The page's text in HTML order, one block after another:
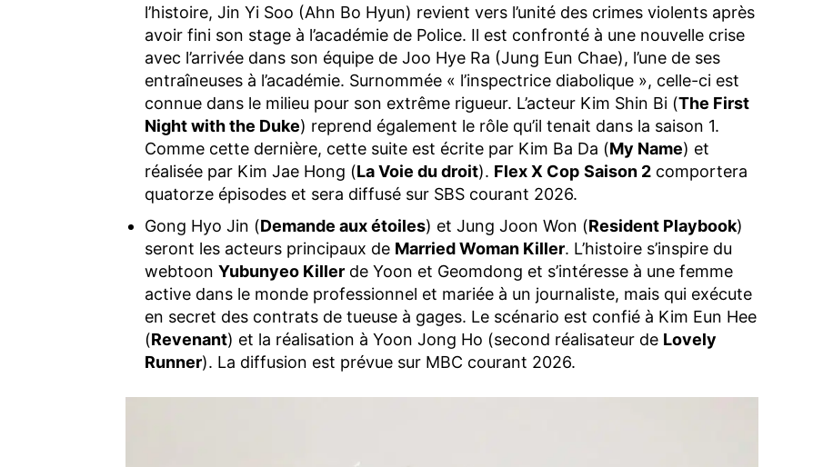
l’histoire, Jin Yi Soo (Ahn Bo Hyun) revient vers l’unité des crimes violents après
avoir fini son stage à l’académie de Police. Il est confronté à une nouvelle crise
avec l’arrivée dans son équipe de Joo Hye Ra (Jung Eun Chae), l’une de ses
entraîneuses à l’académie. Surnommée « l’inspectrice diabolique », celle-ci est
connue dans le milieu pour son extrême rigueur. L’acteur Kim Shin Bi (The First
Night with the Duke) reprend également le rôle qu’il tenait dans la saison 1.
Comme cette dernière, cette suite est écrite par Kim Ba Da (My Name) et
réalisée par Kim Jae Hong (La Voie du droit). Flex X Cop Saison 2 comportera
quatorze épisodes et sera diffusé sur SBS courant 2026.
Gong Hyo Jin (Demande aux étoiles) et Jung Joon Won (Resident Playbook)
seront les acteurs principaux de Married Woman Killer. L’histoire s’inspire du
webtoon Yubunyeo Killer de Yoon et Geomdong et s’intéresse à une femme
active dans le monde professionnel et mariée à un journaliste, mais qui exécute
en secret des contrats de tueuse à gages. Le scénario est confié à Kim Eun Hee
(Revenant) et la réalisation à Yoon Jong Ho (second réalisateur de Lovely
Runner). La diffusion est prévue sur MBC courant 2026.